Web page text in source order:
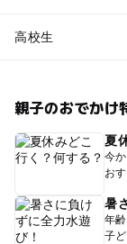
高校生
親子のおでかけ
夏
今
お
暑
年
子